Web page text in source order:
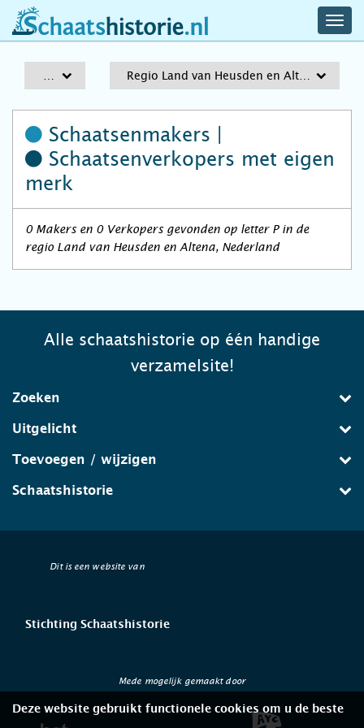
schaatshistorie.nl
Regio Land van Heusden en Altena
Schaatsenmakers |
Schaatsenverkopers met eigen
merk
0 Makers en 0 Verkopers gevonden op letter P in de
regio Land van Heusden en Altena, Nederland
Alle schaatshistorie op één handige
verzamelsite!
Zoeken
Uitgelicht
Toevoegen / wijzigen
Schaatshistorie
Dit is een website van
Stichting Schaatshistorie
Mede mogelijk gemaakt door
Deze website gebruikt functionele cookies om u de beste